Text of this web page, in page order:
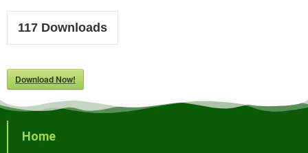
117 Downloads
Download Now!
Home